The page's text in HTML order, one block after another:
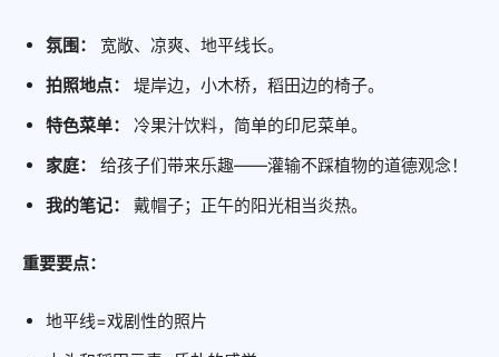
氛围：
宽敞、凉爽、地平线长。
拍照地点：
堤岸边，小木桥，稻田边的椅子。
特色菜单：
冷果汁饮料，简单的印尼菜单。
家庭：
给孩子们带来乐趣——灌输不踩植物的道德观念！
我的笔记：
戴帽子；正午的阳光相当炎热。
重要要点：
地平线=戏剧性的照片